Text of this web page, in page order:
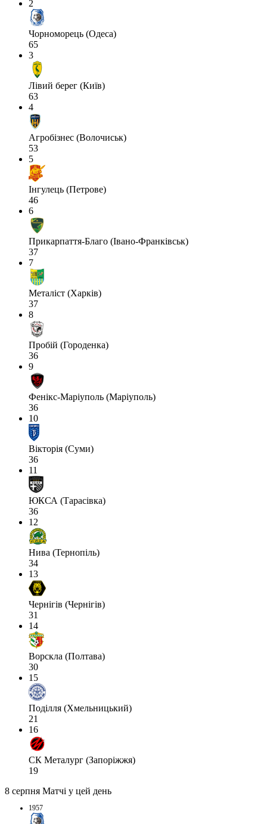
2
Чорноморець (Одеса)
65
3
Лівий берег (Київ)
63
4
Агробізнес (Волочиськ)
53
5
Інгулець (Петрове)
46
6
Прикарпаття-Благо (Івано-Франківськ)
37
7
Металіст (Харків)
37
8
Пробій (Городенка)
36
9
Фенікс-Маріуполь (Маріуполь)
36
10
Вікторія (Суми)
36
11
ЮКСА (Тарасівка)
36
12
Нива (Тернопіль)
34
13
Чернігів (Чернігів)
31
14
Ворскла (Полтава)
30
15
Поділля (Хмельницький)
21
16
СК Металург (Запоріжжя)
19
8 серпня Матчі у цей день
1957